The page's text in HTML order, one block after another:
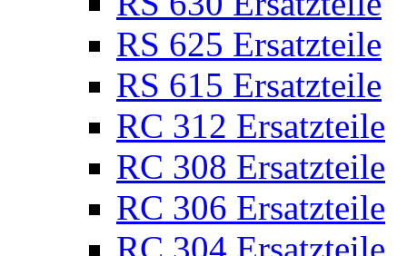
RS 625 Ersatzteile
RS 615 Ersatzteile
RC 312 Ersatzteile
RC 308 Ersatzteile
RC 306 Ersatzteile